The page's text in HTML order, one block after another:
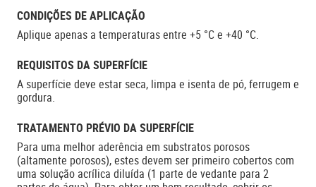
CONDIÇÕES DE APLICAÇÃO
Aplique apenas a temperaturas entre +5 °C e +40 °C.
REQUISITOS DA SUPERFÍCIE
A superfície deve estar seca, limpa e isenta de pó, ferrugem e
gordura.
TRATAMENTO PRÉVIO DA SUPERFÍCIE
Para uma melhor aderência em substratos porosos
(altamente porosos), estes devem ser primeiro cobertos com
uma solução acrílica diluída (1 parte de vedante para 2